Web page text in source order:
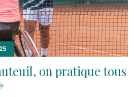
on pratique tous